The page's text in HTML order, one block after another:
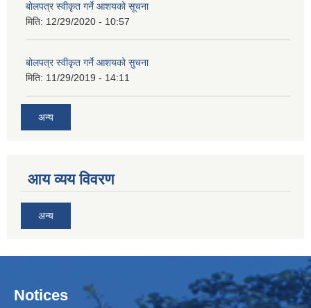
बोलपत्र स्वीकृत गर्ने आशयको सूचना
मिति: 12/29/2020 - 10:57
बोलपत्र स्वीकृत गर्ने आशयको सुचना
मिति: 11/29/2019 - 14:11
अन्य
आय व्यय विवरण
अन्य
Notices